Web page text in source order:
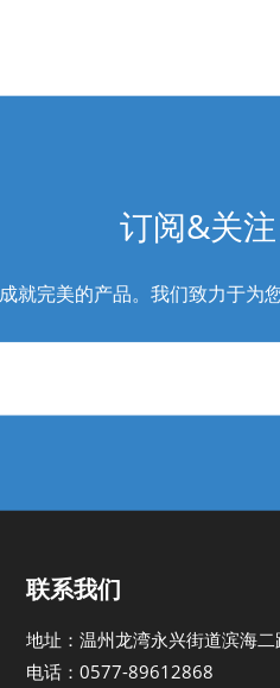
订阅&关注
就完美的产品。我们致力于为
联系我们
地址：温州龙湾永兴街道滨海
电话：0577-89612868